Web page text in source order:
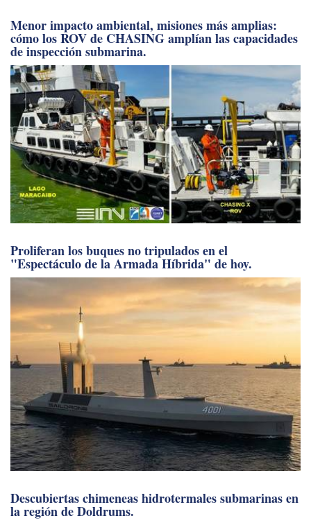
cómo los ROV de CHASING amplían las capacidades
de inspección submarina.
"Espectáculo de la Armada Híbrida" de hoy.
la región de Doldrums.